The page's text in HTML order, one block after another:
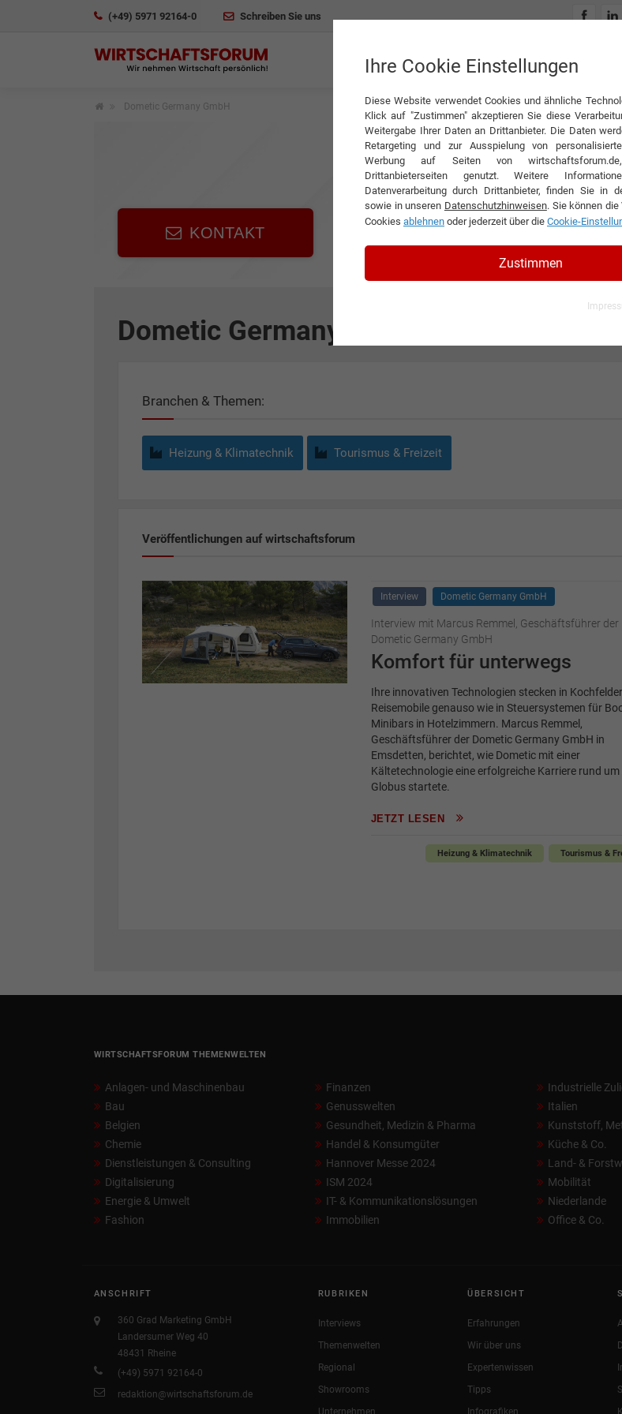
(+49) 5971 92164-0 Schreiben Sie uns
INTERVIEWS
Dometic Germany GmbH
KONTAKT
Dometic Germany GmbH
Branchen & Themen:
Heizung & Klimatechnik Tourismus & Freizeit
Veröffentlichungen auf wirtschaftsforum
Interview Dometic Germany GmbH
Interview mit Marcus Remmel, Geschäftsführer der
Dometic Germany GmbH
Komfort für unterwegs
Ihre innovativen Technologien stecken in
Reisemobile genauso wie in Steuersystemen für
Minibars in Hotelzimmern. Marcus Remmel,
Geschäftsführer der Dometic Germany GmbH in
Emsdetten, berichtet, wie Dometic mit einer
Kältetechnologie eine erfolgreiche Karriere rund um
Globus startete.
JETZT LESEN
Heizung & Klimatechnik Tourismus &
WIRTSCHAFTSFORUM THEMENWELTEN
Anlagen- und Maschinenbau
Bau
Belgien
Chemie
Dienstleistungen & Consulting
Digitalisierung
Energie & Umwelt
Fashion
Finanzen
Genusswelten
Gesundheit, Medizin & Pharma
Handel & Konsumgüter
Hannover Messe 2024
ISM 2024
IT- & Kommunikationslösungen
Immobilien
Industrielle
Italien
Kunststoff,
Küche & Co.
Land- &
Mobilität
Niederlande
Office & Co.
ANSCHRIFT
360 Grad Marketing GmbH
Landersumer Weg 40
48431 Rheine
(+49) 5971 92164-0
redaktion@wirtschaftsforum.de
RUBRIKEN
Interviews
Themenwelten
Regional
Showrooms
Unternehmen
ÜBERSICHT
Erfahrungen
Wir über uns
Expertenwissen
Tipps
Infografiken
Ihre Cookie Einstellungen
Diese Website verwendet Cookies und ähnliche
Klick auf "Zustimmen" akzeptieren Sie diese
Weitergabe Ihrer Daten an Drittanbieter. Die Daten
Retargeting und zur Ausspielung von
Werbung auf Seiten von
Drittanbieterseiten genutzt. Weitere
Datenverarbeitung durch Drittanbieter, finden Sie in
sowie in unseren Datenschutzhinweisen. Sie können die
Cookies ablehnen oder jederzeit über die Cookie-
Zustimmen